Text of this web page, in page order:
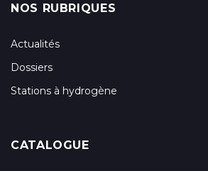
NOS RUBRIQUES
Actualités
Dossiers
Stations à hydrogène
CATALOGUE